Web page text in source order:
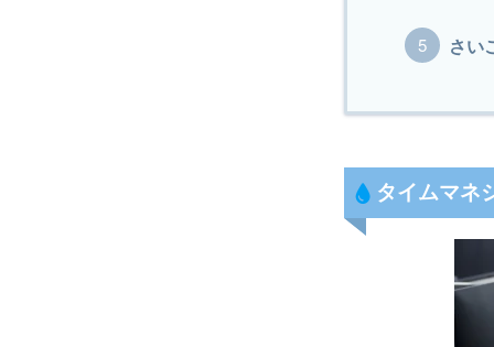
さい
タイムマネ